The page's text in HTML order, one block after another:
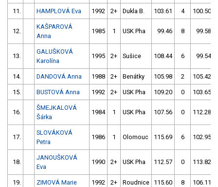
11. HAMPLOVÁ Eva 1992 2+ Dukla B. 103.61 4 100.50
12.
KAŠPAROVÁ
Anna
1985 1 USK Pha 99.46 8 99.58
13.
GALUŠKOVÁ
Karolína
1995 2+ Sušice 108.44 6 99.54
14. DANDOVÁ Anna 1988 2+ Benátky 105.98 2 105.42
15. BUSTOVÁ Anna 1992 2+ USK Pha 109.20 0 103.65
16.
ŠMEJKALOVÁ
Šárka
1984 1 USK Pha 107.56 0 112.28
17.
SLOVÁKOVÁ
Petra
1986 1 Olomouc 115.69 6 102.95
18.
JANOUŠKOVÁ
Eva
1990 2+ USK Pha 112.57 0 113.82
19. ZIMOVÁ Marie 1992 2+ Roudnice 115.60 8 106.11